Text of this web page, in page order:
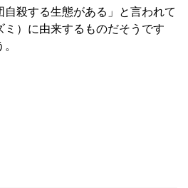
殺する生態がある」と言われて
）に由来するものだそうです